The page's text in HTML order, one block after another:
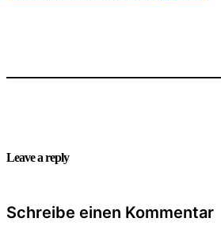
Leave a reply
Schreibe einen Kommentar